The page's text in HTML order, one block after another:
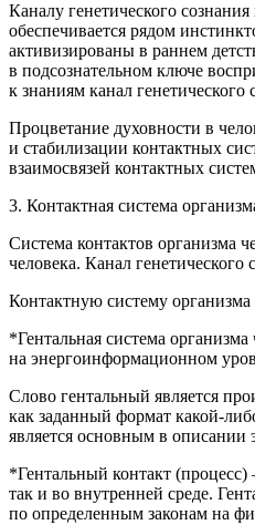
Каналу генетического
обеспечивается рядом
активизированы в раннем
в подсознательном ключе
к знаниям канал
Процветание духовности в
и стабилизации контактных
взаимосвязей контактных
3. Контактная система
Система контактов организма
человека. Канал
Контактную систему организма
*Гентальная система организма
на энергоинформационном
Слово гентальный является
как заданный формат какой-
является основным в описании
*Гентальный контакт
так и во внутренней среде.
по определенным законам на